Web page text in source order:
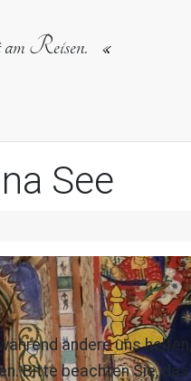
Reisen.
See
andere uns
Bitte beachten Sie,